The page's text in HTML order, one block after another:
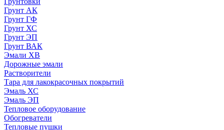
Грунт АК
Грунт ГФ
Грунт ХС
Грунт ЭП
Грунт ВАК
Эмали ХВ
Дорожные эмали
Растворители
Тара для лакокрасочных покрытий
Эмаль ХС
Эмаль ЭП
Тепловое оборудование
Обогреватели
Тепловые пушки